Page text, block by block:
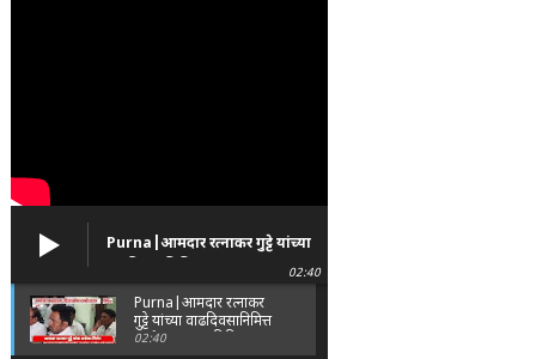
Purna|आमदार रत्नाकर गुट्टे यांच्या
वाढदिवसानिमित्त पूर्णा तालुक्यात
विविध सामाजिक उपक्रम
02:40
Purna|आमदार रत्नाकर
गुट्टे यांच्या वाढदिवसानिमित्त
पूर्णा तालुक्यात विविध
02:40